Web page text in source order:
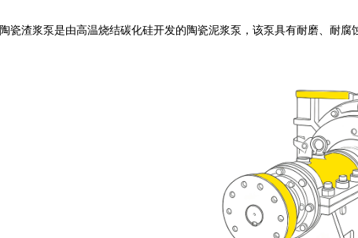
陶瓷渣浆泵是由高温烧结碳化硅开发的陶瓷泥浆泵，该泵具有耐磨、耐